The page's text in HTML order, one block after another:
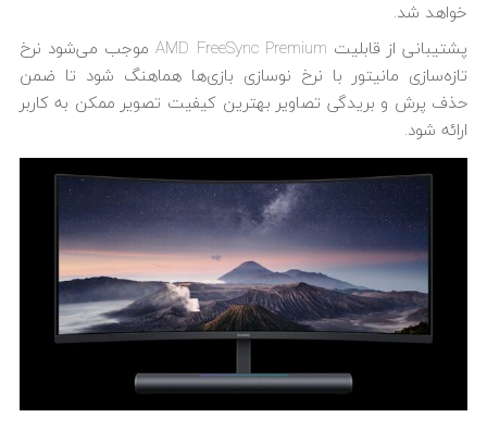
خواهد شد.
پشتیبانی از قابلیت AMD FreeSync Premium موجب می‌شود نرخ
تازه‌سازی مانیتور با نرخ نوسازی بازی‌ها هماهنگ شود تا ضمن
حذف پرش و بریدگی تصاویر بهترین کیفیت تصویر ممکن به کاربر
ارائه شود.